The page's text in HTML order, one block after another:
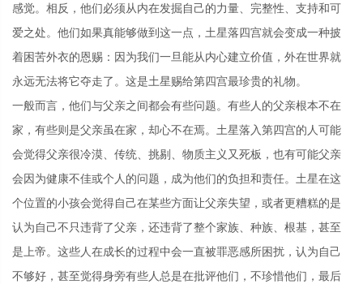
感觉。相反，他们必须从内在发掘自己的力量、完整性、支持和可
爱之处。他们如果真能够做到这一点，土星落四宫就会变成一种披
着困苦外衣的恩赐：因为我们一旦能从内心建立价值，外在世界就
永远无法将它夺走了。这是土星赐给第四宫最珍贵的礼物。
一般而言，他们与父亲之间都会有些问题。有些人的父亲根本不在
家，有些则是父亲虽在家，却心不在焉。土星落入第四宫的人可能
会觉得父亲很冷漠、传统、挑剔、物质主义又死板，也有可能父亲
会因为健康不佳或个人的问题，成为他们的负担和责任。土星在这
个位置的小孩会觉得自己在某些方面让父亲失望，或者更糟糕的是
认为自己不只违背了父亲，还违背了整个家族、种族、根基，甚至
是上帝。这些人在成长的过程中会一直被罪恶感所困扰，认为自己
不够好，甚至觉得身旁有些人总是在批评他们，不珍惜他们，最后